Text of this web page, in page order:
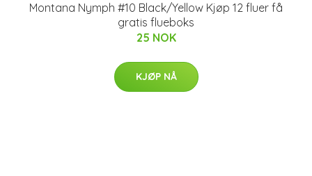
Montana Nymph #10 Black/Yellow Kjøp 12 fluer få
gratis flueboks
25 NOK
KJØP NÅ